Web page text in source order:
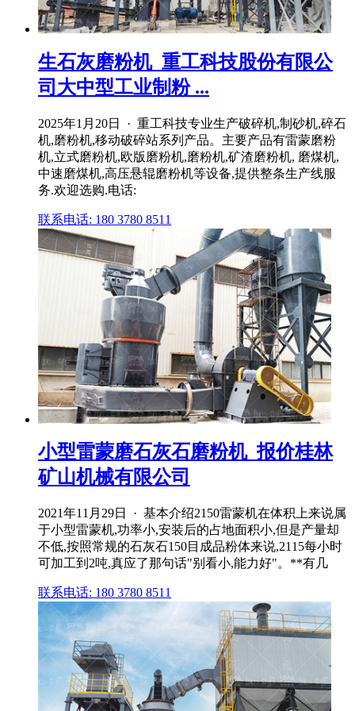
生石灰磨粉机_重工科技股份有限公
司大中型工业制粉 ...
2025年1月20日 · 重工科技专业生产破碎机,制砂机,碎石
机,磨粉机,移动破碎站系列产品。主要产品有雷蒙磨粉
机,立式磨粉机,欧版磨粉机,磨粉机,矿渣磨粉机, 磨煤机,
中速磨煤机,高压悬辊磨粉机等设备,提供整条生产线服
务.欢迎选购.电话:
联系电话: 180 3780 8511
小型雷蒙磨石灰石磨粉机_报价桂林
矿山机械有限公司
2021年11月29日 · 基本介绍2150雷蒙机在体积上来说属
于小型雷蒙机,功率小,安装后的占地面积小,但是产量却
不低,按照常规的石灰石150目成品粉体来说,2115每小时
可加工到2吨,真应了那句话"别看小,能力好"。**有几
联系电话: 180 3780 8511